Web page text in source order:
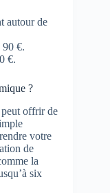
autour de
90 €.
€.
?
offrir de
votre
de
la
six